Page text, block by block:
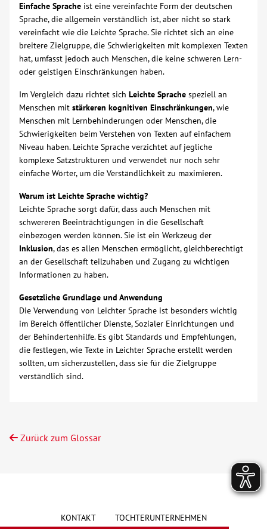
Kontakt
AWO BB Süd
Einfache Sprache ist eine vereinfachte Form der deutschen
Sprache, die allgemein verständlich ist, aber nicht so stark
vereinfacht wie die Leichte Sprache. Sie richtet sich an eine
breitere Zielgruppe, die Schwierigkeiten mit komplexen Texten
hat, umfasst jedoch auch Menschen, die keine schweren Lern-
oder geistigen Einschränkungen haben.
Im Vergleich dazu richtet sich Leichte Sprache speziell an
Menschen mit stärkeren kognitiven Einschränkungen, wie
Menschen mit Lernbehinderungen oder Menschen, die
Schwierigkeiten beim Verstehen von Texten auf einfachem
Niveau haben. Leichte Sprache verzichtet auf jegliche
komplexe Satzstrukturen und verwendet nur noch sehr
einfache Wörter, um die Verständlichkeit zu maximieren.
Warum ist Leichte Sprache wichtig?
Leichte Sprache sorgt dafür, dass auch Menschen mit
schwereren Beeinträchtigungen in die Gesellschaft
einbezogen werden können. Sie ist ein Werkzeug der
Inklusion, das es allen Menschen ermöglicht, gleichberechtigt
an der Gesellschaft teilzuhaben und Zugang zu wichtigen
Informationen zu haben.
Gesetzliche Grundlage und Anwendung
Die Verwendung von Leichter Sprache ist besonders wichtig
im Bereich öffentlicher Dienste, Sozialer Einrichtungen und
der Behindertenhilfe. Es gibt Standards und Empfehlungen,
die festlegen, wie Texte in Leichter Sprache erstellt werden
sollten, um sicherzustellen, dass sie für die Zielgruppe
verständlich sind.
Zurück zum Glossar
KONTAKT TOCHTERUNTERNEHMEN